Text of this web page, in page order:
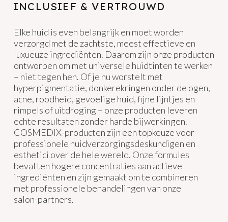
INCLUSIEF & VERTROUWD
Elke huid is even belangrijk en moet worden
verzorgd met de zachtste, meest effectieve en
luxueuze ingrediënten. Daarom zijn onze producten
ontworpen om met universele huidtinten te werken
– niet tegen hen. Of je nu worstelt met
hyperpigmentatie, donkerekringen onder de ogen,
acne, roodheid, gevoelige huid, fijne lijntjes en
rimpels of uitdroging – onze producten leveren
echte resultaten zonder harde bijwerkingen.
COSMEDIX-producten zijn een topkeuze voor
professionele huidverzorgingsdeskundigen en
esthetici over de hele wereld. Onze formules
bevatten hogere concentraties aan actieve
ingrediënten en zijn gemaakt om te combineren
met professionele behandelingen van onze
salon-partners.